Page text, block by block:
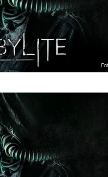
muzeum w Kijowie